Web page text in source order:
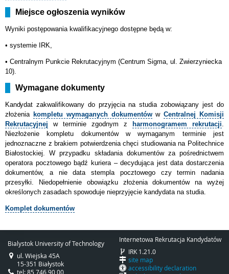
Miejsce ogłoszenia wyników
Wyniki postępowania kwalifikacyjnego dostępne będą w:
• systemie IRK,
• Centralnym Punkcie Rekrutacyjnym (Centrum Sigma, ul. Zwierzyniecka
10).
Wymagane dokumenty
Kandydatzakwalifikowany do przyjęcia na studia zobowiązany jest do
złożenia kompletu wymaganych dokumentówwCentralnej Komisji
Rekrutacyjnej w terminie zgodnym z harmonogramem rekrutacji
Niezłożenie kompletu dokumentów w wymaganym terminie jest
jednoznaczne z brakiem potwierdzenia chęci studiowania na Politechnice
Białostockiej. W przypadku składania dokumentów za pośrednictwem
operatora pocztowego bądź kuriera – decydująca jest data dostarczenia
dokumentów, a nie data stempla pocztowego czy termin nadania
przesyłki. Niedopełnienie obowiązku złożenia dokumentów na wyżej
określonych zasadach spowoduje nieprzyjęcie kandydata na studia.
Komplet dokumentów
Bialystok University of Technology
ul. Wiejska 45A
15-351 Białystok
tel: 85 746 90 00
Internetowa Rekrutacja Kandydatów
IRK 1.21.0
site map
accessibility declaration